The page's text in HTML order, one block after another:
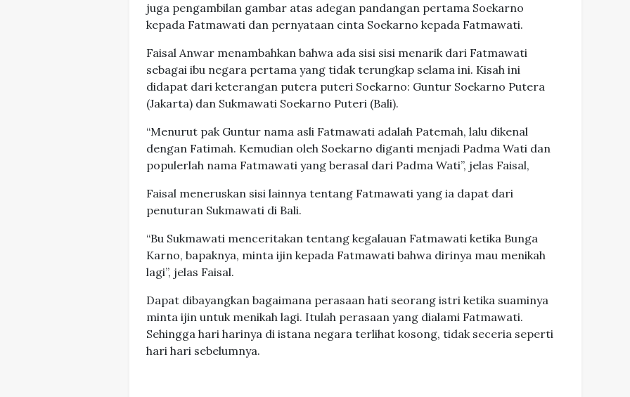
juga pengambilan gambar atas adegan pandangan pertama Soekarno
kepada Fatmawati dan pernyataan cinta Soekarno kepada Fatmawati.
Faisal Anwar menambahkan bahwa ada sisi sisi menarik dari Fatmawati
sebagai ibu negara pertama yang tidak terungkap selama ini. Kisah ini
didapat dari keterangan putera puteri Soekarno: Guntur Soekarno Putera
(Jakarta) dan Sukmawati Soekarno Puteri (Bali).
“Menurut pak Guntur nama asli Fatmawati adalah Patemah, lalu dikenal
dengan Fatimah. Kemudian oleh Soekarno diganti menjadi Padma Wati dan
populerlah nama Fatmawati yang berasal dari Padma Wati”, jelas Faisal,
Faisal meneruskan sisi lainnya tentang Fatmawati yang ia dapat dari
penuturan Sukmawati di Bali.
“Bu Sukmawati menceritakan tentang kegalauan Fatmawati ketika Bunga
Karno, bapaknya, minta ijin kepada Fatmawati bahwa dirinya mau menikah
lagi”, jelas Faisal.
Dapat dibayangkan bagaimana perasaan hati seorang istri ketika suaminya
minta ijin untuk menikah lagi. Itulah perasaan yang dialami Fatmawati.
Sehingga hari harinya di istana negara terlihat kosong, tidak seceria seperti
hari hari sebelumnya.